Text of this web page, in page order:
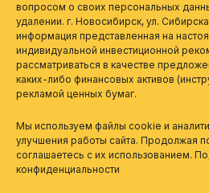
вопросом о своих персональных
удалении. г. Новосибирск, ул.
информация представленная на
индивидуальной инвестиционной
рассматриваться в качестве
каких-либо финансовых активов
рекламой ценных бумаг.
Мы используем файлы cookie и
улучшения работы сайта. Продолжая
соглашаетесь с их использованием.
конфиденциальности